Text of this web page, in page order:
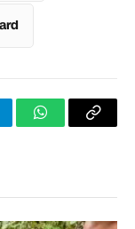
WhatsApp